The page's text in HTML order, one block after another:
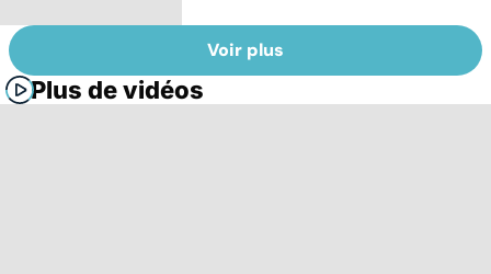
Voir plus
Plus de vidéos